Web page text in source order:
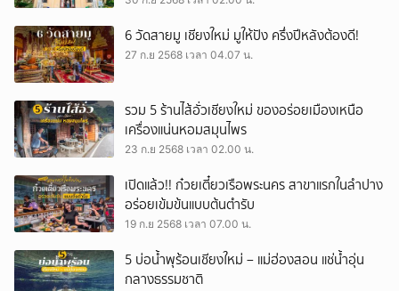
6 วัดสายมู เชียงใหม่ มูให้ปัง ครึ่งปีหลังต้องดี!
27 ก.ย 2568 เวลา 04.07 น.
รวม 5 ร้านไส้อั่วเชียงใหม่ ของอร่อยเมืองเหนือ
เครื่องแน่นหอมสมุนไพร
23 ก.ย 2568 เวลา 02.00 น.
เปิดแล้ว!! ก๋วยเตี๋ยวเรือพระนคร สาขาแรกในลำปาง
อร่อยเข้มข้นแบบต้นตำรับ
19 ก.ย 2568 เวลา 07.00 น.
5 บ่อน้ำพุร้อนเชียงใหม่ – แม่ฮ่องสอน แช่น้ำอุ่น
กลางธรรมชาติ